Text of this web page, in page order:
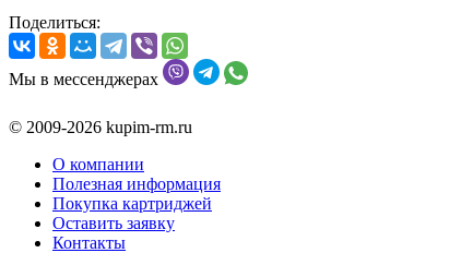
Поделиться:
Мы в мессенджерах
© 2009-2026 kupim-rm.ru
О компании
Полезная информация
Покупка картриджей
Оставить заявку
Контакты